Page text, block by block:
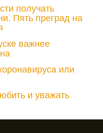
получать
Пять преград на
важнее
или
и уважать